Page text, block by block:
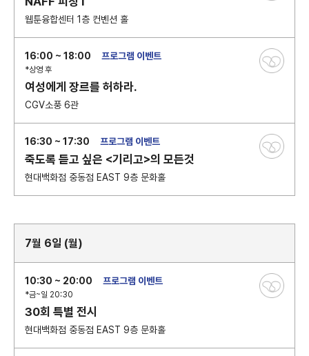
웹툰융합센터 1층 컨벤션 홀
16:00 ~ 18:00
*상영 후
프로그램 이벤트
여성에게 장르를 허하라.
CGV소풍 6관
16:30 ~ 17:30 프로그램 이벤트
죽도록 듣고 싶은 <기리고>의 모든것
현대백화점 중동점 EAST 9층 문화홀
7월 6일 (월)
10:30 ~ 20:00
*금~일 20:30
프로그램 이벤트
30회 특별 전시
현대백화점 중동점 EAST 9층 문화홀